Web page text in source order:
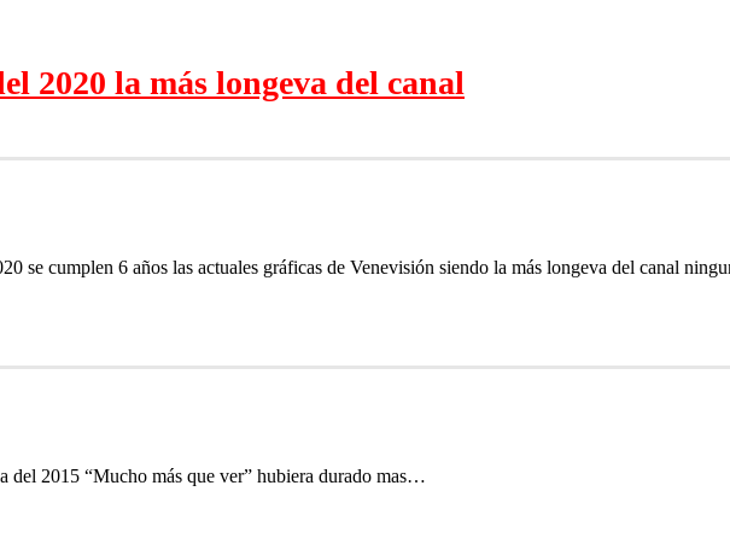
2020 la más longeva del canal
se cumplen 6 años las actuales gráficas de Venevisión siendo la más longeva del canal
del 2015 “Mucho más que ver” hubiera durado mas…